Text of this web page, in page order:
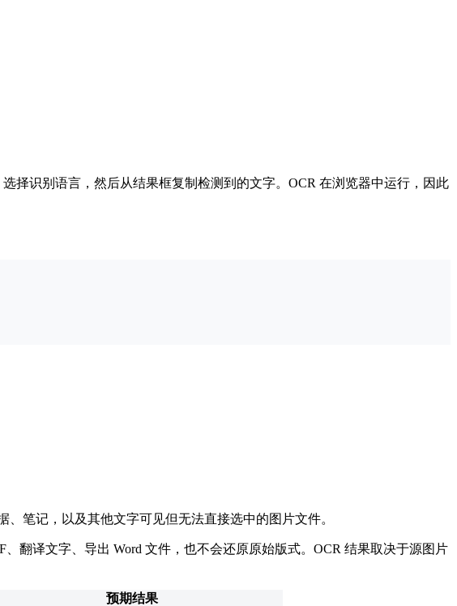
择识别语言，然后从结果框复制检测到的文字。OCR 在浏览器中运行，因此
笔记，以及其他文字可见但无法直接选中的图片文件。
翻译文字、导出 Word 文件，也不会还原原始版式。OCR 结果取决于源图片
预期结果